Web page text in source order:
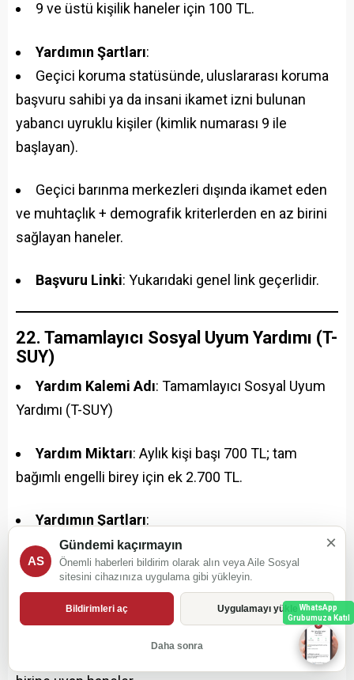
WhatsApp
Grubumuza Katıl
9 ve üstü kişilik haneler için 100 TL.
Yardımın Şartları:
Geçici koruma statüsünde, uluslararası koruma
başvuru sahibi ya da insani ikamet izni bulunan
yabancı uyruklu kişiler (kimlik numarası 9 ile
başlayan).
Geçici barınma merkezleri dışında ikamet eden
ve muhtaçlık + demografik kriterlerden en az birini
sağlayan haneler.
Başvuru Linki: Yukarıdaki genel link geçerlidir.
22. Tamamlayıcı Sosyal Uyum Yardımı (T-
SUY)
Yardım Kalemi Adı: Tamamlayıcı Sosyal Uyum
Yardımı (T-SUY)
Yardım Miktarı: Aylık kişi başı 700 TL; tam
bağımlı engelli birey için ek 2.700 TL.
Yardımın Şartları:
Geçici koruma statüsünde, uluslararası koruma
başvuru sahibi ya da insani ikamet izni bulunan
yabancı uyruklu kişiler (kimlik numarası 9 ile
başlayan).
Demografik kriterler ve muhtaçlık kriterlerinden
×
AS
Gündemi kaçırmayın
Önemli haberleri bildirim olarak alın veya Aile Sosyal
sitesini cihazınıza uygulama gibi yükleyin.
Bildirimleri aç Uygulamayı yükle
Daha sonra